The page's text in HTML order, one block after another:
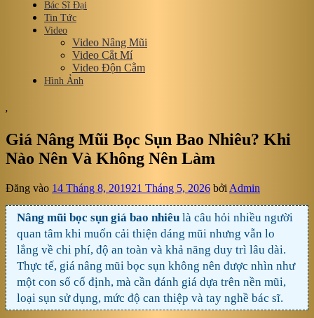
Bác Sĩ Đại
Tin Tức
Video
Video Nâng Mũi
Video Cắt Mí
Video Độn Cằm
Hình Ảnh
,
Giá Nâng Mũi Bọc Sụn Bao Nhiêu? Khi
Nào Nên Và Không Nên Làm
Đăng vào 14 Tháng 8, 201921 Tháng 5, 2026 bởi Admin
Nâng mũi bọc sụn giá bao nhiêu là câu hỏi nhiều người
quan tâm khi muốn cải thiện dáng mũi nhưng vẫn lo
lắng về chi phí, độ an toàn và khả năng duy trì lâu dài.
Thực tế, giá nâng mũi bọc sụn không nên được nhìn như
một con số cố định, mà cần đánh giá dựa trên nền mũi,
loại sụn sử dụng, mức độ can thiệp và tay nghề bác sĩ.